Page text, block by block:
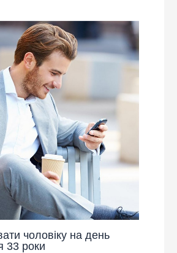
чоловіку на день
33 роки